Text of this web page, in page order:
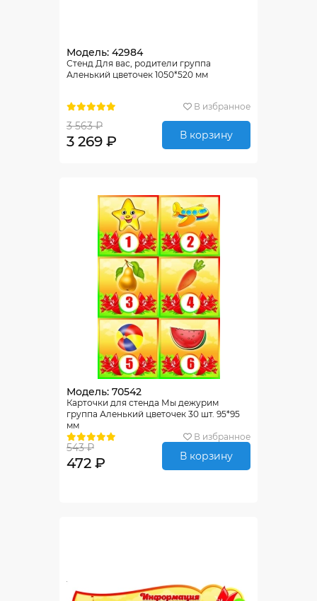
Модель: 42984
Стенд Для вас, родители группа
Аленький цветочек 1050*520 мм
В избранное
3 563 ₽
3 269 ₽ В корзину
Модель: 70542
Карточки для стенда Мы дежурим
группа Аленький цветочек 30 шт. 95*95
мм
В избранное
543 ₽
472 ₽ В корзину